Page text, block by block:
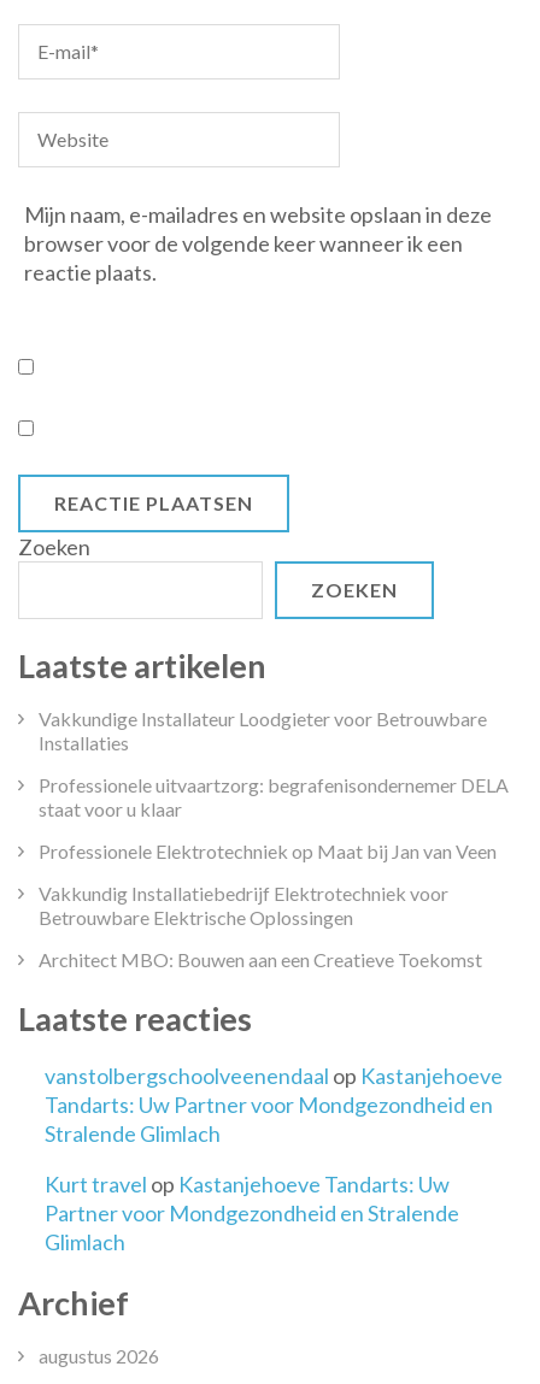
Mijn naam, e-mailadres en website opslaan in deze
browser voor de volgende keer wanneer ik een
reactie plaats.
Zoeken
ZOEKEN
Laatste artikelen
Vakkundige Installateur Loodgieter voor Betrouwbare
Installaties
Professionele uitvaartzorg: begrafenisondernemer DELA
staat voor u klaar
Professionele Elektrotechniek op Maat bij Jan van Veen
Vakkundig Installatiebedrijf Elektrotechniek voor
Betrouwbare Elektrische Oplossingen
Architect MBO: Bouwen aan een Creatieve Toekomst
Laatste reacties
vanstolbergschoolveenendaal op Kastanjehoeve
Tandarts: Uw Partner voor Mondgezondheid en
Stralende Glimlach
Kurt travel op Kastanjehoeve Tandarts: Uw
Partner voor Mondgezondheid en Stralende
Glimlach
Archief
augustus 2026